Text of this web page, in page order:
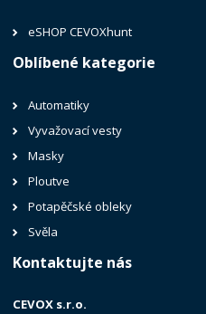
eSHOP CEVOXhunt
Oblíbené kategorie
Automatiky
Vyvažovací vesty
Masky
Ploutve
Potapěčské obleky
Svěla
Kontaktujte nás
CEVOX s.r.o.